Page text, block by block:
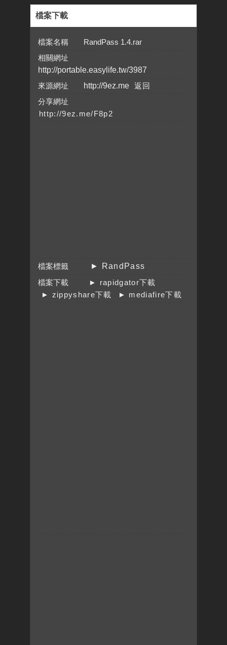
檔案下載
檔案名稱 RandPass 1.4.rar
相關網址
http://portable.easylife.tw/3987
來源網址
http://9ez.me
分享網址
檔案標籤
► RandPass
檔案下載